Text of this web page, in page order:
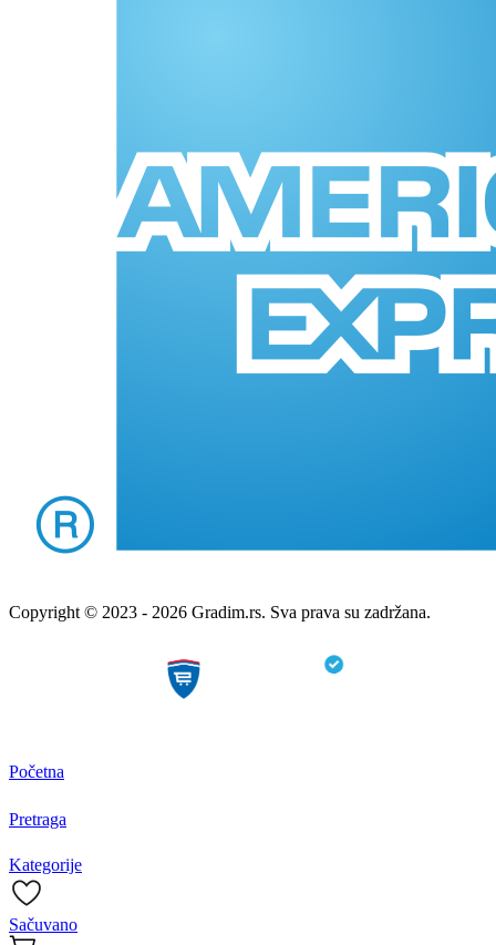
Copyright © 2023 - 2026 Gradim.rs. Sva prava su zadržana.
Početna
Pretraga
Kategorije
Sačuvano